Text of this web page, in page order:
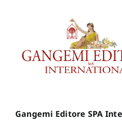
Gangemi Editore SPA